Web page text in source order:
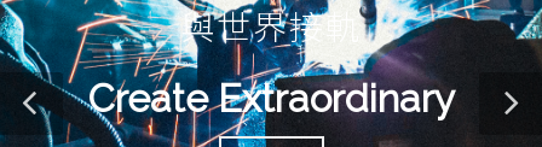
與世界接軌
Create Extraordinary